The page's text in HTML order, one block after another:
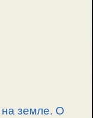
на земле. О